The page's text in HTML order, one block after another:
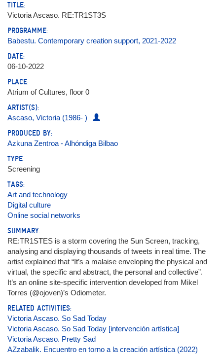
TITLE:
Victoria Ascaso. RE:TR1ST3S
PROGRAMME:
Babestu. Contemporary creation support, 2021-2022
DATE:
06-10-2022
PLACE:
Atrium of Cultures, floor 0
ARTIST(S):
Ascaso, Victoria (1986- )
PRODUCED BY:
Azkuna Zentroa - Alhóndiga Bilbao
TYPE:
Screening
TAGS:
Art and technology
Digital culture
Online social networks
SUMMARY:
RE:TR1STES is a storm covering the Sun Screen, tracking,
analysing and displaying thousands of tweets in real time. The
artist explained that “It’s a malaise enveloping the physical and
virtual, the specific and abstract, the personal and collective”.
It’s an online site-specific intervention developed from Mikel
Torres (@ojoven)’s Odiometer.
RELATED ACTIVITIES:
Victoria Ascaso. So Sad Today
Victoria Ascaso. So Sad Today [intervención artística]
Victoria Ascaso. Pretty Sad
AZzabalik. Encuentro en torno a la creación artística (2022)